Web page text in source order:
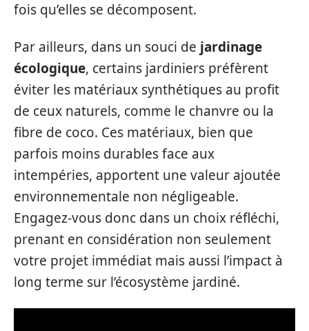
fois qu’elles se décomposent.
Par ailleurs, dans un souci de jardinage
écologique, certains jardiniers préfèrent
éviter les matériaux synthétiques au profit
de ceux naturels, comme le chanvre ou la
fibre de coco. Ces matériaux, bien que
parfois moins durables face aux
intempéries, apportent une valeur ajoutée
environnementale non négligeable.
Engagez-vous donc dans un choix réfléchi,
prenant en considération non seulement
votre projet immédiat mais aussi l’impact à
long terme sur l’écosystème jardiné.